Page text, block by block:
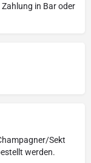
in Bar oder
Sekt
werden.